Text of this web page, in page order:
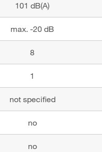
101 dB(A)
max. -20 dB
8
1
not specified
no
no